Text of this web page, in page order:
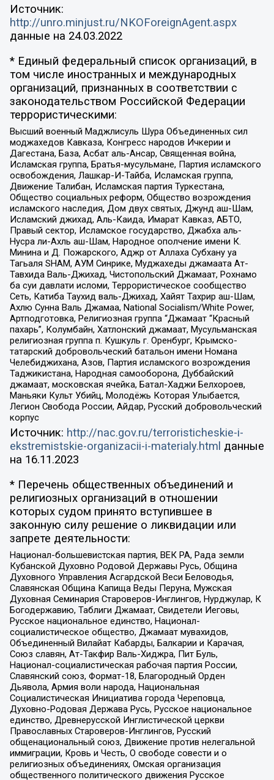
Источник:
http://unro.minjust.ru/NKOForeignAgent.aspx
данные на 24.03.2022
* Единый федеральный список организаций, в
том числе иностранных и международных
организаций, признанных в соответствии с
законодательством Российской Федерации
террористическими:
Высший военный Маджлисуль Шура Объединенных сил
моджахедов Кавказа, Конгресс народов Ичкерии и
Дагестана, База, Асбат аль-Ансар, Священная война,
Исламская группа, Братья-мусульмане, Партия исламского
освобождения, Лашкар-И-Тайба, Исламская группа,
Движение Талибан, Исламская партия Туркестана,
Общество социальных реформ, Общество возрождения
исламского наследия, Дом двух святых, Джунд аш-Шам,
Исламский джихад, Аль-Каида, Имарат Кавказ, АБТО,
Правый сектор, Исламское государство, Джабха аль-
Нусра ли-Ахль аш-Шам, Народное ополчение имени К.
Минина и Д. Пожарского, Аджр от Аллаха Субхану уа
Тагьаля SHAM, АУМ Синрике, Муджахеды джамаата Ат-
Тавхида Валь-Джихад, Чистопольский Джамаат, Рохнамо
ба суи давлати исломи, Террористическое сообщество
Сеть, Катиба Таухид валь-Джихад, Хайят Тахрир аш-Шам,
Ахлю Сунна Валь Джамаа, National Socialism/White Power,
Артподготовка, Религиозная группа “Джамаат “Красный
пахарь”, Колумбайн, Хатлонский джамаат, Мусульманская
религиозная группа п. Кушкуль г. Оренбург, Крымско-
татарский добровольческий батальон имени Номана
Челебиджихана, Азов, Партия исламского возрождения
Таджикистана, Народная самооборона, Дуббайский
джамаат, московская ячейка, Батал-Хаджи Белхороев,
Маньяки Культ Убийц, Молодёжь Которая Улыбается,
Легион Свобода России, Айдар, Русский добровольческий
корпус
Источник: http://nac.gov.ru/terroristicheskie-i-
ekstremistskie-organizacii-i-materialy.html данные
на 16.11.2023
* Перечень общественных объединений и
религиозных организаций в отношении
которых судом принято вступившее в
законную силу решение о ликвидации или
запрете деятельности:
Национал-большевистская партия, ВЕК РА, Рада земли
Кубанской Духовно Родовой Державы Русь, Община
Духовного Управления Асгардской Веси Беловодья,
Славянская Община Капища Веды Перуна, Мужская
Духовная Семинария Староверов-Инглингов, Нурджулар, К
Богодержавию, Таблиги Джамаат, Свидетели Иеговы,
Русское национальное единство, Национал-
социалистическое общество, Джамаат мувахидов,
Объединенный Вилайат Кабарды, Балкарии и Карачая,
Союз славян, Ат-Такфир Валь-Хиджра, Пит Буль,
Национал-социалистическая рабочая партия России,
Славянский союз, Формат-18, Благородный Орден
Дьявола, Армия воли народа, Национальная
Социалистическая Инициатива города Череповца,
Духовно-Родовая Держава Русь, Русское национальное
единство, Древнерусской Инглистической церкви
Православных Староверов-Инглингов, Русский
общенациональный союз, Движение против нелегальной
иммиграции, Кровь и Честь, О свободе совести и о
религиозных объединениях, Омская организация
общественного политического движения Русское